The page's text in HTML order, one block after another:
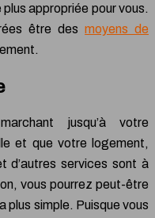
appropriée pour vous.
être desmoyens de
jusqu’à votre
et que votre logement,
d’autres services sont à
vous pourrez peut-être
plus simple. Puisque vous